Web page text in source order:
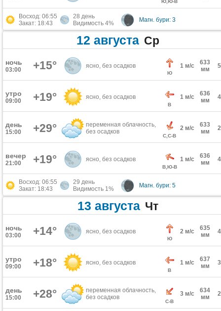
Ю,Ю-В
Восход: 06:55
Закат: 18:43
28 день
Видимость 4%
Магн. бури: 3
12 августа Ср
ночь
03:00 +15° ясно, без осадков
Ю
1 м/с
633
мм
утро
09:00 +19° ясно, без осадков
В
1 м/с
636
мм
день
15:00 +29°
переменная облачность,
без осадков
С,С-В
2 м/с
633
мм
вечер
21:00 +19° ясно, без осадков
В,Ю-В
1 м/с
636
мм
Восход: 06:55
Закат: 18:43
29 день
Видимость 1%
Магн. бури: 5
13 августа Чт
ночь
03:00 +14° ясно, без осадков
Ю
2 м/с
635
мм
утро
09:00 +18° ясно, без осадков
В
1 м/с
637
мм
день
15:00 +28°
переменная облачность,
без осадков
С-В
3 м/с
634
мм